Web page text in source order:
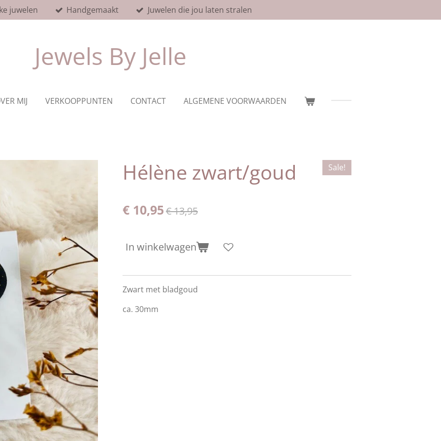
juwelen Handgemaakt Juwelen die jou laten stralen
Jewels By Jelle
MIJ VERKOOPPUNTEN CONTACT ALGEMENE VOORWAARDEN
Hélène zwart/goud Sale!
€ 10,95€ 13,95
In winkelwagen
Zwart met bladgoud
ca. 30mm